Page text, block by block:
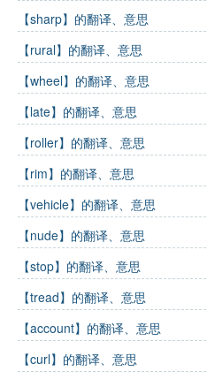
【sharp】的翻译、意思
【rural】的翻译、意思
【wheel】的翻译、意思
【late】的翻译、意思
【roller】的翻译、意思
【rim】的翻译、意思
【vehicle】的翻译、意思
【nude】的翻译、意思
【stop】的翻译、意思
【tread】的翻译、意思
【account】的翻译、意思
【curl】的翻译、意思